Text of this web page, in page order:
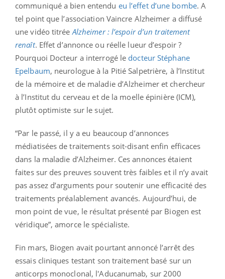
communiqué a bien entendu eu l’effet d’une bombe. A
tel point que l’association Vaincre Alzheimer a diffusé
une vidéo titrée Alzheimer : l’espoir d’un traitement
renaît. Effet d’annonce ou réelle lueur d’espoir ?
Pourquoi Docteur a interrogé le docteur Stéphane
Epelbaum, neurologue à la Pitié Salpetrière, à l’Institut
de la mémoire et de maladie d’Alzheimer et chercheur
à l’Institut du cerveau et de la moelle épinière (ICM),
plutôt optimiste sur le sujet.
“Par le passé, il y a eu beaucoup d’annonces
médiatisées de traitements soit-disant enfin efficaces
dans la maladie d’Alzheimer. Ces annonces étaient
faites sur des preuves souvent très faibles et il n’y avait
pas assez d’arguments pour soutenir une efficacité des
traitements préalablement avancés. Aujourd’hui, de
mon point de vue, le résultat présenté par Biogen est
véridique”, amorce le spécialiste.
Fin mars, Biogen avait pourtant annoncé l’arrêt des
essais cliniques testant son traitement basé sur un
anticorps monoclonal, l'Aducanumab, sur 2000